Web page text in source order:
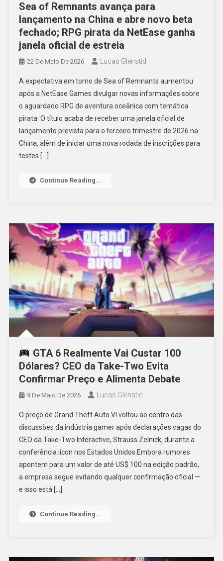
Sea of Remnants avança para
lançamento na China e abre novo beta
fechado; RPG pirata da NetEase ganha
janela oficial de estreia
22 De Maio De 2026 Lucas Glenstid
A expectativa em torno de Sea of Remnants aumentou
após a NetEase Games divulgar novas informações sobre
o aguardado RPG de aventura oceânica com temática
pirata. O título acaba de receber uma janela oficial de
lançamento prevista para o terceiro trimestre de 2026 na
China, além de iniciar uma nova rodada de inscrições para
testes […]
Continue Reading...
GTA 6 Realmente Vai Custar 100
Dólares? CEO da Take-Two Evita
Confirmar Preço e Alimenta Debate
9 De Maio De 2026 Lucas Glenstid
O preço de Grand Theft Auto VI voltou ao centro das
discussões da indústria gamer após declarações vagas do
CEO da Take-Two Interactive, Strauss Zelnick, durante a
conferência iicon nos Estados Unidos.Embora rumores
apontem para um valor de até US$ 100 na edição padrão,
a empresa segue evitando qualquer confirmação oficial —
e isso está […]
Continue Reading...